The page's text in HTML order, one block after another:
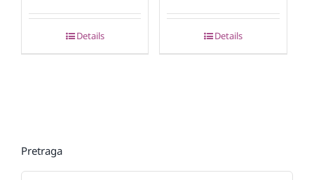
Details Details
Pretraga